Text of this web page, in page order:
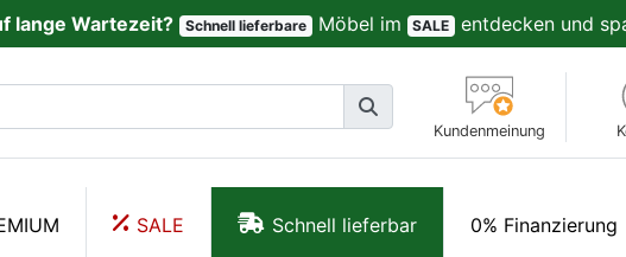
lange Wartezeit? Schnell lieferbare Möbel im SALE entdecken und
Kundenmeinung
SALE Schnell lieferbar 0% Finanzierung